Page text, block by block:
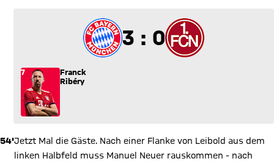
3 zu 0
3 : 0
7
Franck
Ribéry
54'Jetzt Mal die Gäste. Nach einer Flanke von Leibold aus dem
linken Halbfeld muss Manuel Neuer rauskommen - nach